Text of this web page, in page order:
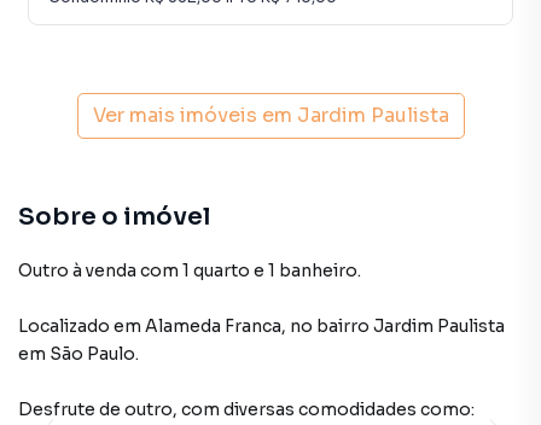
Ver mais imóveis em Jardim Paulista
Sobre o imóvel
Outro à venda com 1 quarto e 1 banheiro.
Localizado em Alameda Franca, no bairro Jardim Paulista
em São Paulo.
Desfrute de outro, com diversas comodidades como: